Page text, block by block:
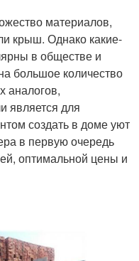
материалов,
крыш. Однако какие-
в обществе и
большое количество
аналогов,
является для
создать в доме уют
в первую очередь
оптимальной цены и